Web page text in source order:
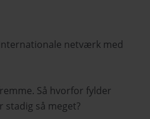
netværk med
Så hvorfor fylder
stadig så meget?